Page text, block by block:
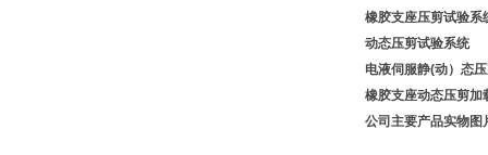
橡胶支座压剪试验系
动态压剪试验系统
电液伺服静(动）态
橡胶支座动态压剪加
公司主要产品实物图